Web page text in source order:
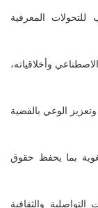
للتحولات المعرفية
وأخلاقياته،
وتعزيز الوعي بالقضية
بما يحفظ حقوق
والثقافية